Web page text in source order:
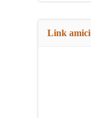
Link amici